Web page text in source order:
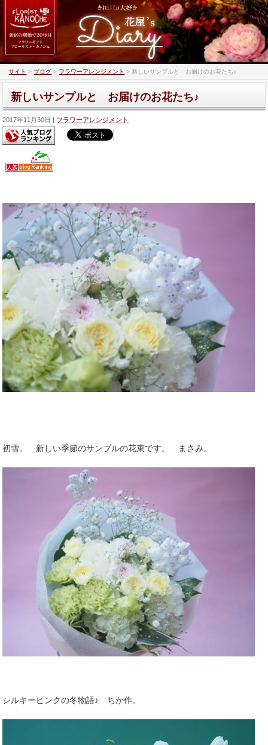
サイト > ブログ > フラワーアレンジメント > 新しいサンプルと お届けのお花たち♪
新しいサンプルと お届けのお花たち♪
2017年11月30日 フラワーアレンジメント
初雪。 新しい季節のサンプルの花束です。 まさみ。
シルキーピンクの冬物語♪ ちか作。